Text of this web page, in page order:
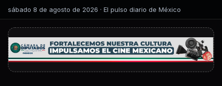
sábado 8 de agosto de 2026 · El pulso diario de México